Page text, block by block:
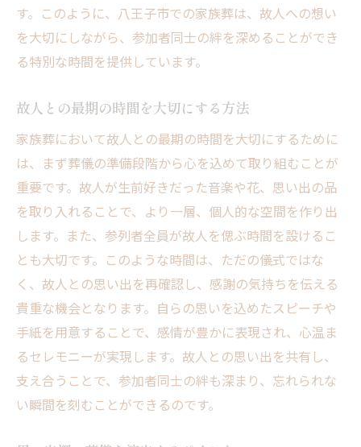
思い出に残る演出のアイディア
家族葬ならではの個別対応
思い出深い時間を創出する方法
感謝を伝える家族葬の進行
故人への感謝を形にする方法
家族葬で共有する思い出の語り方
深い感謝を表現する式次第
心に刻まれる思い出の作り方
感謝と共に過ごす最後のひととき
故人の好きな音楽で彩る八王子市の家族葬
音楽がもたらす感動的な時間
故人の人生を音楽で表現する
家族葬における音楽選びのポイント
音楽を通じて故人を偲ぶ方法
す。このように、八王子市での家族葬は、故人への想い
を大切にしながら、参加者同士の絆を深めることができ
る特別な時間を提供しています。
故人との最期の時間を大切にする方法
家族葬において故人との最期の時間を大切にするために
は、まず葬儀の準備段階から心を込めて取り組むことが
重要です。故人が生前好きだった音楽や花、思い出の品
を取り入れることで、より一層、個人的な空間を作り出
します。また、参列者全員が故人を偲ぶ時間を設けるこ
とも大切です。このような時間は、ただの儀式ではな
く、故人との思い出を再確認し、感謝の気持ちを伝える
貴重な機会となります。自らの思いを込めたスピーチや
手紙を用意することで、感情が豊かに表現され、心温ま
るセレモニーが実現します。故人との思い出を共有し、
支え合うことで、参加者同士の絆も深まり、忘れられな
い瞬間を刻むことができるのです。